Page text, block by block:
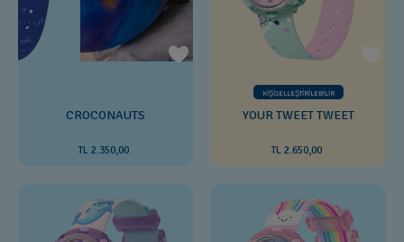
CROCONAUTS
TL 2.350,00
KİŞİSELLEŞTİRİLEBİLİR
YOUR TWEET TWEET
TL 2.650,00